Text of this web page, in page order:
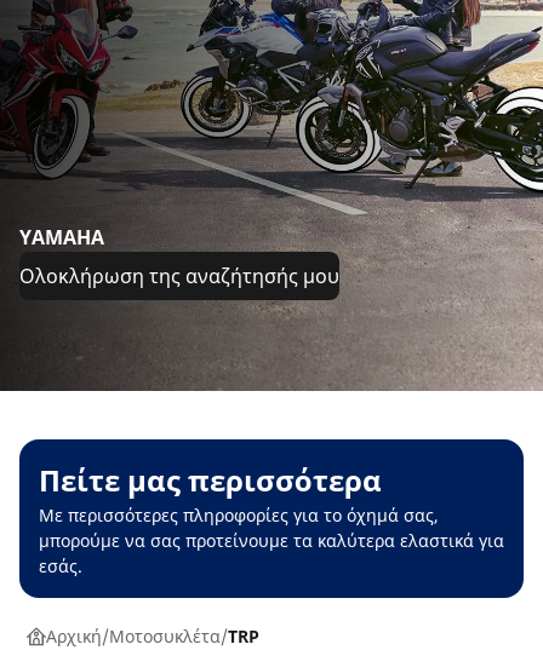
YAMAHA
Ολοκλήρωση της αναζήτησής μου
Πείτε μας περισσότερα
Με περισσότερες πληροφορίες για το όχημά σας,
μπορούμε να σας προτείνουμε τα καλύτερα ελαστικά για
εσάς.
Αρχική Μοτοσυκλέτα TRP